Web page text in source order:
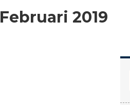
Februari 2019